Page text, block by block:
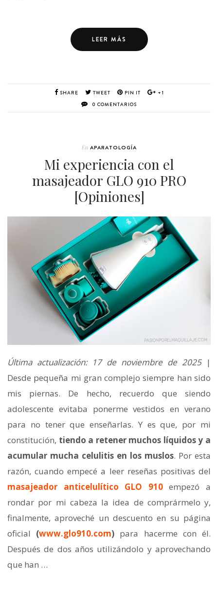
LEER MÁS
SHARE TWEET PIN IT
+1
0 COMENTARIOS
En APARATOLOGÍA
Mi experiencia con el
masajeador GLO 910 PRO
[Opiniones]
Última actualización: 17 de noviembre de 2025|
Desde pequeña mi gran complejo siempre han sido
mis piernas. De hecho, recuerdo que siendo
adolescente evitaba ponerme vestidos en verano
para no tener que enseñarlas. Y es que, por mi
constitución, tiendo a retener muchos líquidos y a
acumular mucha celulitis en los muslos. Por esta
razón, cuando empecé a leer reseñas positivas del
masajeador anticelulítico GLO 910empezó a
rondar por mi cabeza la idea de comprármelo y,
finalmente, aproveché un descuento en su página
oficial (www.glo910.com) para hacerme con él.
Después de dos años utilizándolo y aprovechando
que han …